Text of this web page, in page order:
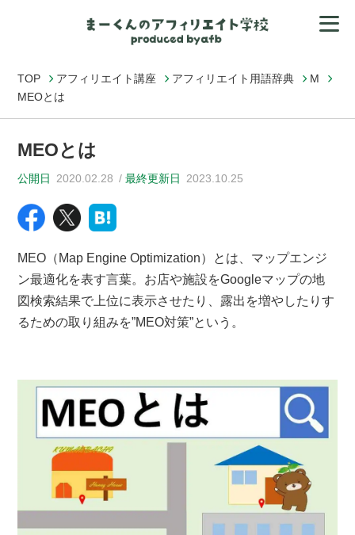
TOP アフィリエイト講座 アフィリエイト用語辞典
M
MEOとは
MEOとは
公開日 2020.02.28 最終更新日 2023.10.25
MEO（Map Engine Optimization）とは、マップエンジ
ン最適化を表す言葉。お店や施設をGoogleマップの地
図検索結果で上位に表示させたり、露出を増やしたりす
るための取り組みを”MEO対策”という。